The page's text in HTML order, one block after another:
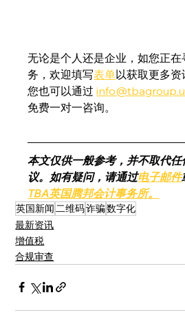
无论是个人还是企业，如您正在
务，欢迎填写表单以获取更多资
您也可以通过
免费一对一咨询。
本文仅供一般参考，并不取代
议。如有疑问，请通过电子邮件
TBA英国腾邦会计事务所。
英国新闻二维码诈骗数字化
最新资讯
增值税
合规审查